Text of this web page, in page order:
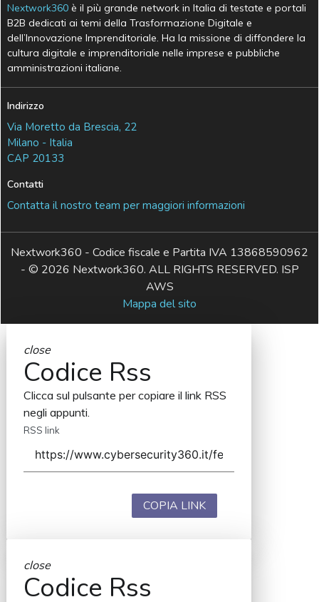
Nextwork360 è il più grande network in Italia di testate e portali
B2B dedicati ai temi della Trasformazione Digitale e
dell’Innovazione Imprenditoriale. Ha la missione di diffondere la
cultura digitale e imprenditoriale nelle imprese e pubbliche
amministrazioni italiane.
Indirizzo
Via Moretto da Brescia, 22
Milano - Italia
CAP 20133
Contatti
Contatta il nostro team per maggiori informazioni
Nextwork360 - Codice fiscale e Partita IVA 13868590962
- © 2026 Nextwork360. ALL RIGHTS RESERVED. ISP
AWS
Mappa del sito
close
Codice Rss
Clicca sul pulsante per copiare il link RSS
negli appunti.
RSS link
COPIA LINK
close
Codice Rss